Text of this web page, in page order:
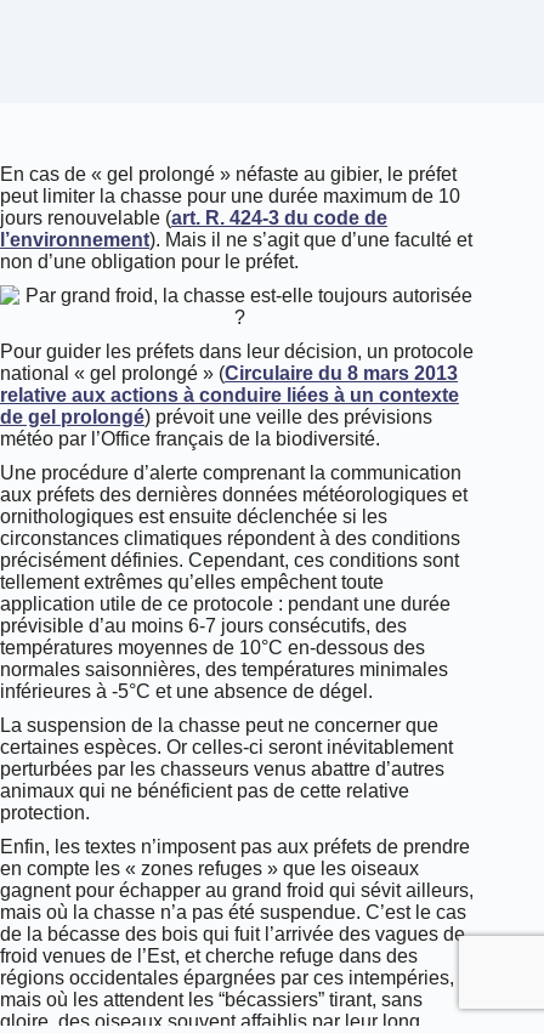
En cas de « gel prolongé » néfaste au gibier, le préfet
peut limiter la chasse pour une durée maximum de 10
jours renouvelable (art. R. 424-3 du code de
l’environnement). Mais il ne s’agit que d’une faculté et
non d’une obligation pour le préfet.
Pour guider les préfets dans leur décision, un protocole
national « gel prolongé » (Circulaire du 8 mars 2013
relative aux actions à conduire liées à un contexte
de gel prolongé) prévoit une veille des prévisions
météo par l’Office français de la biodiversité.
Une procédure d’alerte comprenant la communication
aux préfets des dernières données météorologiques et
ornithologiques est ensuite déclenchée si les
circonstances climatiques répondent à des conditions
précisément définies. Cependant, ces conditions sont
tellement extrêmes qu’elles empêchent toute
application utile de ce protocole : pendant une durée
prévisible d’au moins 6-7 jours consécutifs, des
températures moyennes de 10°C en-dessous des
normales saisonnières, des températures minimales
inférieures à -5°C et une absence de dégel.
La suspension de la chasse peut ne concerner que
certaines espèces. Or celles-ci seront inévitablement
perturbées par les chasseurs venus abattre d’autres
animaux qui ne bénéficient pas de cette relative
protection.
Enfin, les textes n’imposent pas aux préfets de prendre
en compte les « zones refuges » que les oiseaux
gagnent pour échapper au grand froid qui sévit ailleurs,
mais où la chasse n’a pas été suspendue. C’est le cas
de la bécasse des bois qui fuit l’arrivée des vagues de
froid venues de l’Est, et cherche refuge dans des
régions occidentales épargnées par ces intempéries,
mais où les attendent les “bécassiers” tirant, sans
gloire, des oiseaux souvent affaiblis par leur long